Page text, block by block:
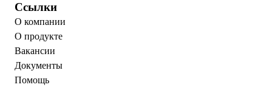
Ссылки
О компании
О продукте
Вакансии
Документы
Помощь